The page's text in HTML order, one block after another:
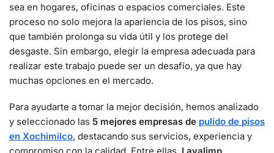
sea en hogares, oficinas o espacios comerciales. Este
proceso no solo mejora la apariencia de los pisos, sino
que también prolonga su vida útil y los protege del
desgaste. Sin embargo, elegir la empresa adecuada para
realizar este trabajo puede ser un desafío, ya que hay
muchas opciones en el mercado.
Para ayudarte a tomar la mejor decisión, hemos analizado
y seleccionado las 5 mejores empresas de pulido de pisos
en Xochimilco, destacando sus servicios, experiencia y